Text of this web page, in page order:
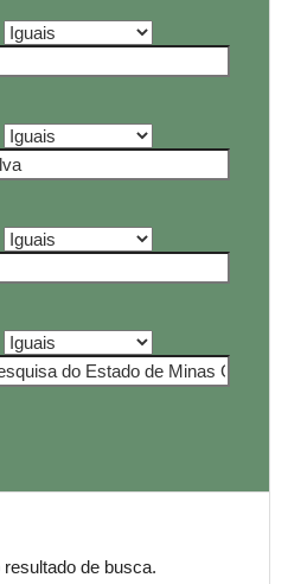
de busca.